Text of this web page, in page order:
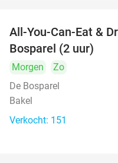
All-You-Can-Eat &
Bosparel (2 uur)
Morgen
Zo
De Bosparel
Bakel
Verkocht: 151